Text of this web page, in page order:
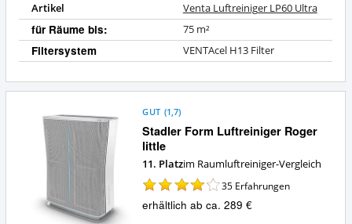
Artikel Venta Luftreiniger LP60 Ultra
für Räume bis: 75 m²
Filtersystem VENTAcel H13 Filter
Stadler Form Luftreiniger Roger
little
GUT (1,7)
11. Platzim Raumluftreiniger-Vergleich
35 Erfahrungen
erhältlich ab ca. 289 €